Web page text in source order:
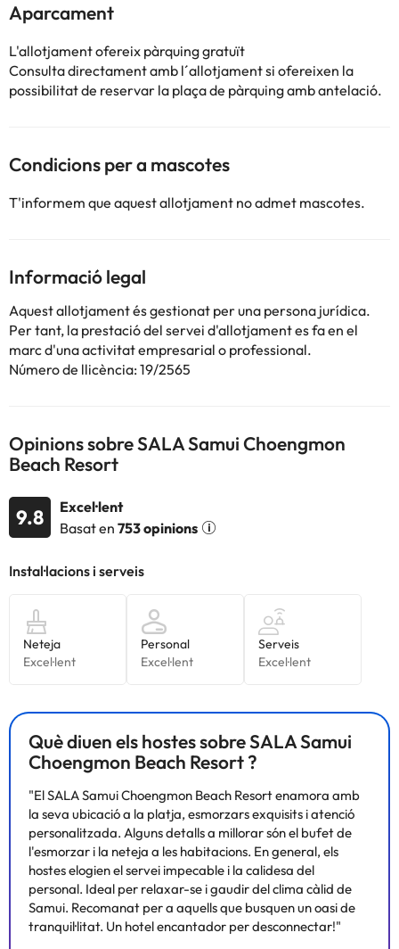
Aparcament
L'allotjament ofereix pàrquing gratuït
Consulta directament amb l´allotjament si ofereixen la
possibilitat de reservar la plaça de pàrquing amb antelació.
Condicions per a mascotes
T'informem que aquest allotjament no admet mascotes.
Informació legal
Aquest allotjament és gestionat per una persona jurídica.
Per tant, la prestació del servei d'allotjament es fa en el
marc d'una activitat empresarial o professional.
Número de llicència: 19/2565
Opinions sobre SALA Samui Choengmon
Beach Resort
9.8
Excel·lent
Basat en 753 opinions
Què diuen els hostes sobre SALA Samui
Choengmon Beach Resort ?
"El SALA Samui Choengmon Beach Resort enamora amb
la seva ubicació a la platja, esmorzars exquisits i atenció
personalitzada. Alguns detalls a millorar són el bufet de
l'esmorzar i la neteja a les habitacions. En general, els
hostes elogien el servei impecable i la calidesa del
personal. Ideal per relaxar-se i gaudir del clima càlid de
Samui. Recomanat per a aquells que busquen un oasi de
tranquil·litat. Un hotel encantador per desconnectar!"